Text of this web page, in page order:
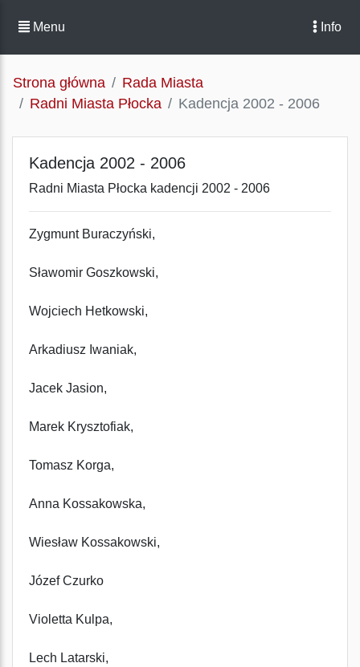
Menu Info
Strona główna
Rada Miasta
Radni Miasta Płocka
Kadencja 2002 - 2006
Kadencja 2002 - 2006
Radni Miasta Płocka kadencji 2002 - 2006
Zygmunt Buraczyński,
Sławomir Goszkowski,
Wojciech Hetkowski,
Arkadiusz Iwaniak,
Jacek Jasion,
Marek Krysztofiak,
Tomasz Korga,
Anna Kossakowska,
Wiesław Kossakowski,
Józef Czurko
Violetta Kulpa,
Lech Latarski,